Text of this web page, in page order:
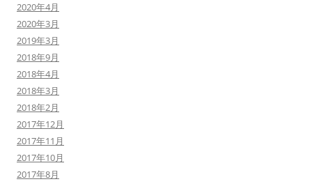
2020年4月
2020年3月
2019年3月
2018年9月
2018年4月
2018年3月
2018年2月
2017年12月
2017年11月
2017年10月
2017年8月